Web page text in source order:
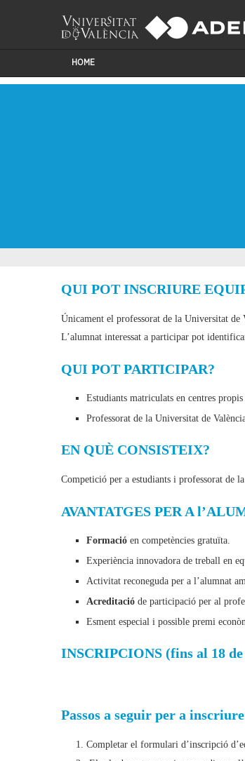
HOME
QUI POT INSCRIURE
Únicament el professorat de la Universitat
L’alumnat interessat a participar pot
QUI POT PARTICIPAR?
Estudiants matriculats en centres
Professorat de la Universitat de
EN QUÈ CONSISTEIX?
Competició per a estudiants i professorat de
AVANTATGES PER A
Formació en competències gratuïta.
Experiència innovadora de treball en
Activitat reconeguda per a l’alumnat
Acreditació de participació per al
Esment especial i possible premi
INSCRIPCIONS (fins al 18
Passos a seguir per a
Completar el formulari d’inscripció